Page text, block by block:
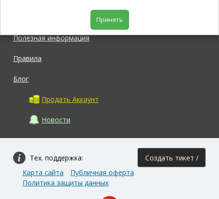
Полезная информация
Правила
Блог
Продать Аккаунт
Новости
Тех. поддержка: Создать тикет /
Карта сайта
Публичная оферта
Политика защиты данных
Принять